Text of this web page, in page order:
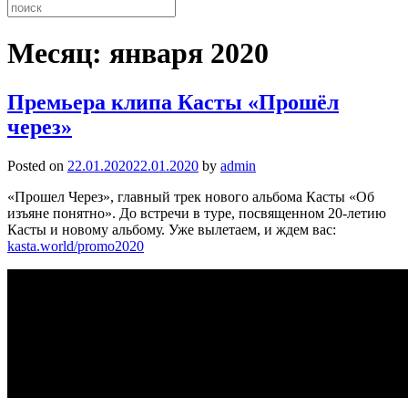
Месяц: января 2020
Премьера клипа Касты «Прошёл
через»
Posted on 22.01.202022.01.2020 by admin
«Прошел Через», главный трек нового альбома Касты «Об
изъяне понятно». До встречи в туре, посвященном 20-летию
Касты и новому альбому. Уже вылетаем, и ждем вас:
kasta.world/promo2020